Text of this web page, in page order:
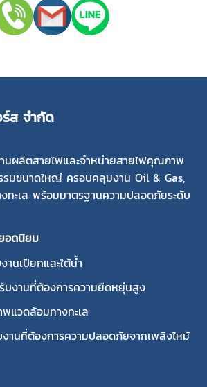
ส จำกัด
นผลิตสายไฟและจำหน่ายสายไฟคุณภาพ
มขนาดใหญ่ ครอบคลุมงาน Oil & Gas,
ทะเล พร้อมมาตรฐานความปลอดภัยระดับ
อดนิยม
านเปียกและใต้น้ำ
บงานที่ต้องการความยืดหยุ่นสูง
แวดล้อมทางทะเล
านที่ต้องการความปลอดภัยจากเพลิงไหม้